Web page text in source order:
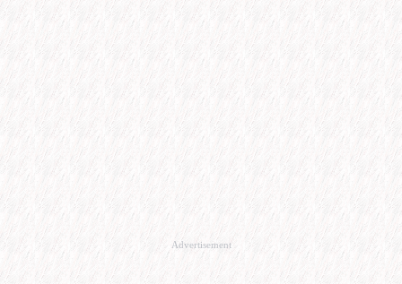
Advertisement